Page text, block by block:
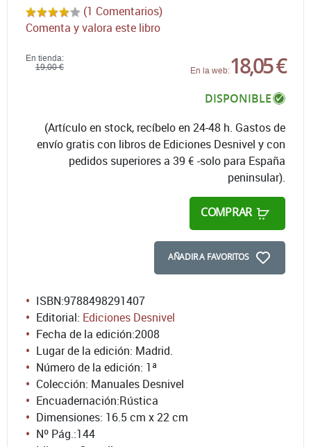
(1 Comentarios)
Comenta y valora este libro
En tienda:
19,00 €
En la web:18,05 €
DISPONIBLE
(Artículo en stock, recíbelo en 24-48 h. Gastos de
envío gratis con libros de Ediciones Desnivel y con
pedidos superiores a 39 € -solo para España
peninsular).
COMPRAR
AÑADIR A FAVORITOS
ISBN:9788498291407
Editorial: Ediciones Desnivel
Fecha de la edición:2008
Lugar de la edición: Madrid.
Número de la edición: 1ª
Colección: Manuales Desnivel
Encuadernación:Rústica
Dimensiones: 16.5 cm x 22 cm
Nº Pág.:144